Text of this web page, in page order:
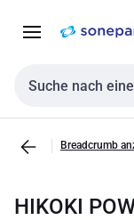
NavigationInhalt
Sucheingabe
Breadcrumb
HIKOKI